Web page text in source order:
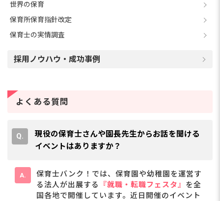
世界の保育
保育所保育指針改定
保育士の実情調査
採用ノウハウ・成功事例
よくある質問
現役の保育士さんや園長先生からお話を聞ける
イベントはありますか？
保育士バンク！では、保育園や幼稚園を運営す
る法人が出展する
『就職・転職フェスタ』 を全
国各地で開催しています。近日開催のイベント